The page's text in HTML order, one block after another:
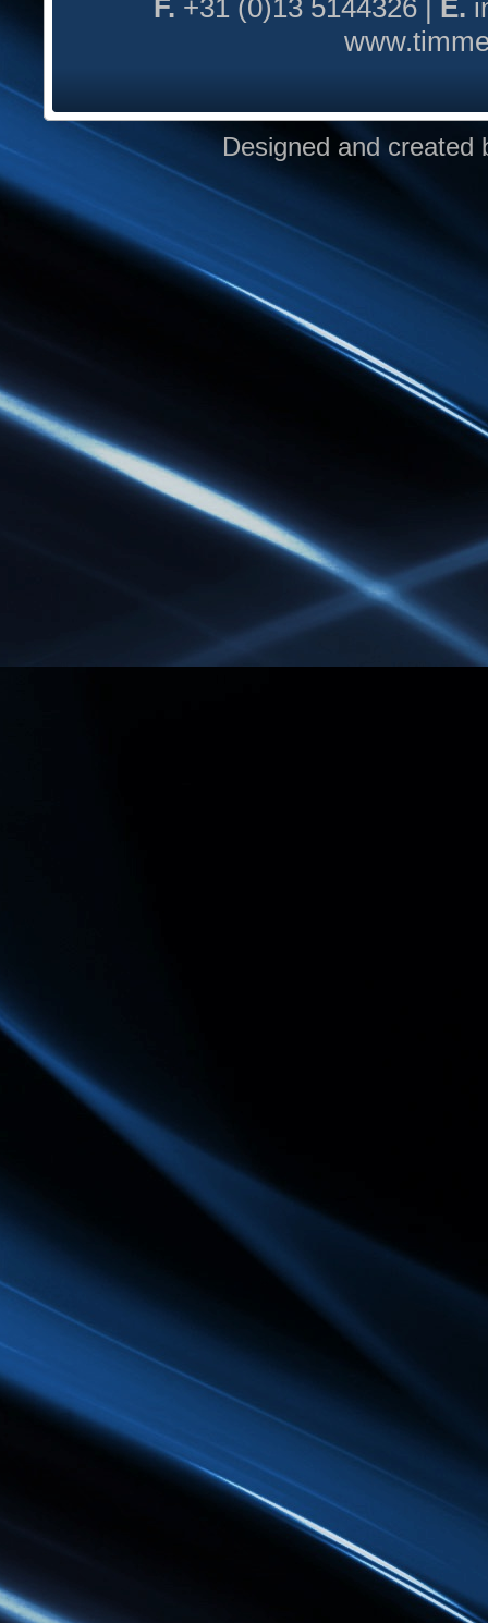
F. +31 (0)13 5144326 | E.
Designed and created